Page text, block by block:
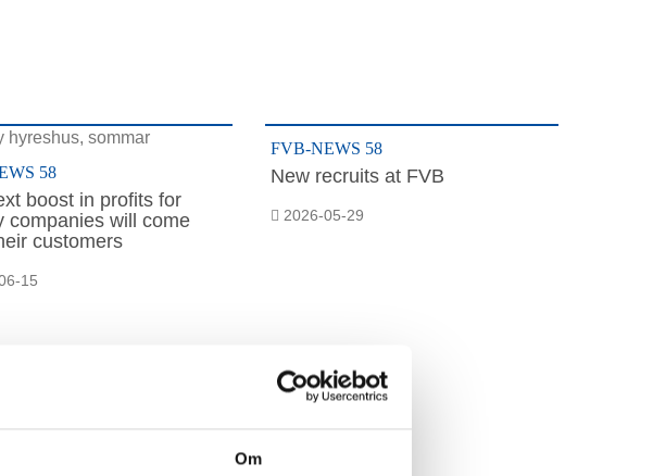
Om
58
boost in profits for
companies will come
customers
15
FVB-NEWS 58
New recruits at FVB
2026-05-29